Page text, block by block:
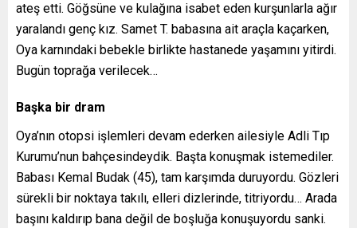
ateş etti. Göğsüne ve kulağına isabet eden kurşunlarla ağır
yaralandı genç kız. Samet T. babasına ait araçla kaçarken,
Oya karnındaki bebekle birlikte hastanede yaşamını yitirdi.
Bugün toprağa verilecek…
Başka bir dram
Oya’nın otopsi işlemleri devam ederken ailesiyle Adli Tıp
Kurumu’nun bahçesindeydik. Başta konuşmak istemediler.
Babası Kemal Budak (45), tam karşımda duruyordu. Gözleri
sürekli bir noktaya takılı, elleri dizlerinde, titriyordu… Arada
başını kaldırıp bana değil de boşluğa konuşuyordu sanki.